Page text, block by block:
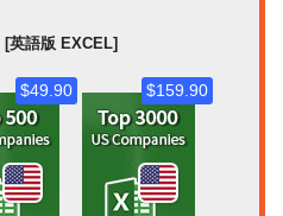
[英語版 EXCEL]
$49.90 $159.90